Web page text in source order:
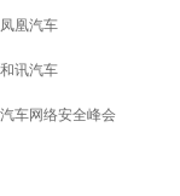
凤凰汽车
和讯汽车
汽车网络安全峰会